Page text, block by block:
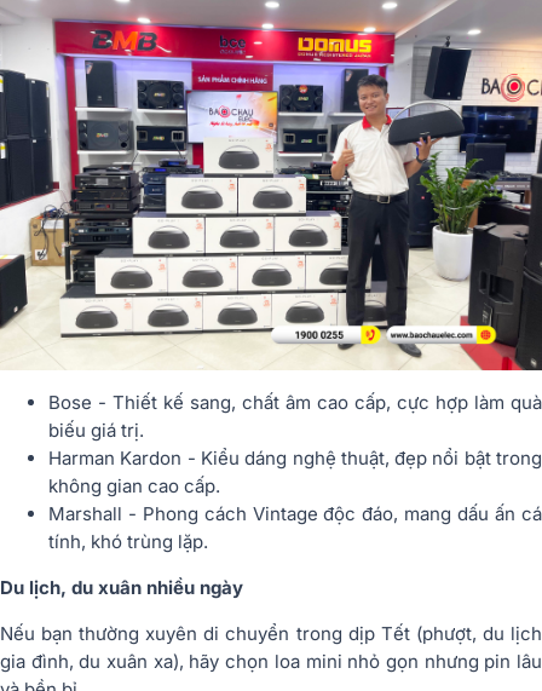
Bose - Thiết kế sang, chất âm cao cấp, cực hợp làm quà
biếu giá trị.
Harman Kardon - Kiểu dáng nghệ thuật, đẹp nổi bật trong
không gian cao cấp.
Marshall - Phong cách Vintage độc đáo, mang dấu ấn cá
tính, khó trùng lặp.
Du lịch, du xuân nhiều ngày
Nếu bạn thường xuyên di chuyển trong dịp Tết (phượt, du lịch
gia đình, du xuân xa), hãy chọn loa mini nhỏ gọn nhưng pin lâu